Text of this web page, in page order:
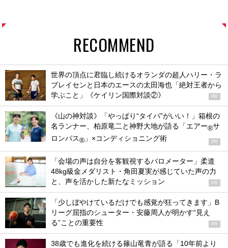
RECOMMEND
世界の頂点に君臨し続けるオランダの超人ハリー・ラ
ブレイセンと日本のエースの太田海也「絶対王者から
学ぶこと」《ケイリン国際対談②》
PR
《山の神対談》「やっぱり“タイパ”がいい！」箱根の
名ランナー、柏原竜二と神野大地が語る「エアー®サ
ロンパス® 」×コンディショニング術 PR
「会場の声は自分を客観視するバロメーター」柔道
48kg級金メダリスト・角田夏実が感じていた声の力
と、声を活かした新たなミッション
PR
「少しぼやけているだけでも感覚が狂ってきます」B
リーグ屈指のシューター・安藤周人が明かす“見え
る”ことの重要性
PR
38歳でも進化を続ける篠山竜青が語る「10年前より